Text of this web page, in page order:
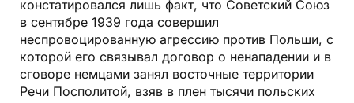
констатировался лишь факт, что Советский Союз
в сентябре 1939 года совершил
неспровоцированную агрессию против Польши, с
которой его связывал договор о ненападении и в
сговоре немцами занял восточные территории
Речи Посполитой, взяв в плен тысячи польских